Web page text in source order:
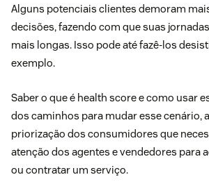
Alguns potenciais clientes demoram
decisões, fazendo com que suas
mais longas. Isso pode até fazê-los
exemplo.
Saber o que é health score e como usar
dos caminhos para mudar esse cenário,
priorização dos consumidores que
atenção dos agentes e vendedores para
ou contratar um serviço.